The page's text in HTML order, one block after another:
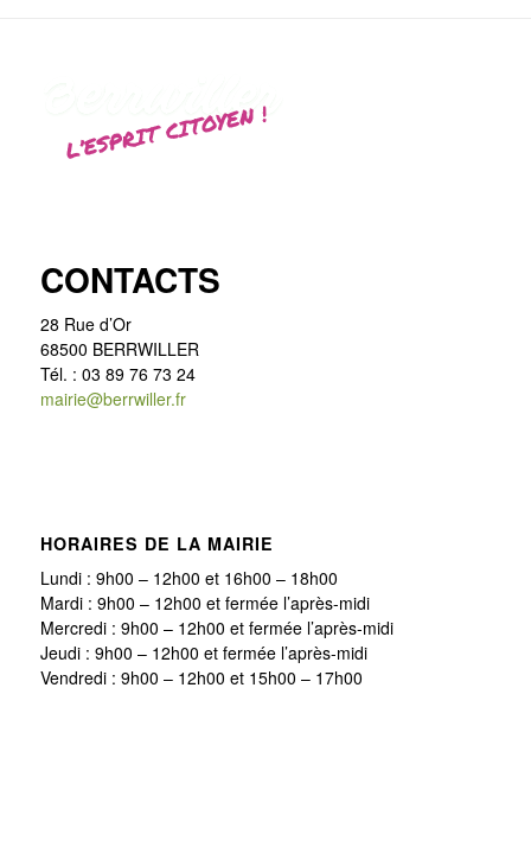
CONTACTS
28 Rue d’Or
68500 BERRWILLER
Tél. : 03 89 76 73 24
mairie@berrwiller.fr
HORAIRES DE LA MAIRIE
Lundi : 9h00 – 12h00 et 16h00 – 18h00
Mardi : 9h00 – 12h00 et fermée l’après-midi
Mercredi : 9h00 – 12h00 et fermée l’après-midi
Jeudi : 9h00 – 12h00 et fermée l’après-midi
Vendredi : 9h00 – 12h00 et 15h00 – 17h00